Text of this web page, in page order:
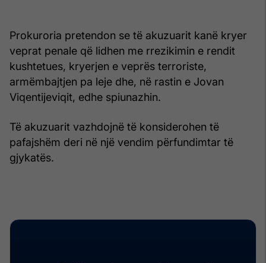
Prokuroria pretendon se të akuzuarit kanë kryer
veprat penale që lidhen me rrezikimin e rendit
kushtetues, kryerjen e veprës terroriste,
armëmbajtjen pa leje dhe, në rastin e Jovan
Viqentijeviqit, edhe spiunazhin.
Të akuzuarit vazhdojnë të konsiderohen të
pafajshëm deri në një vendim përfundimtar të
gjykatës.